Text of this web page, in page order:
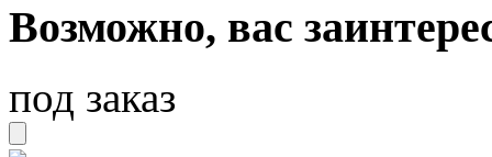
Возможно, вас
под заказ